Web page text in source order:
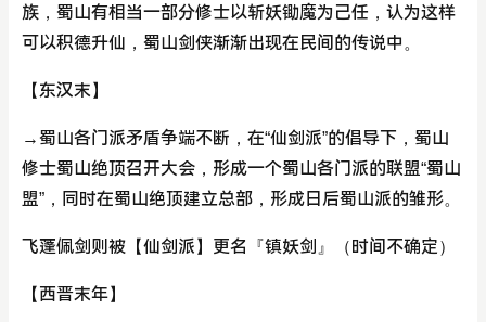
族，蜀山有相当一部分修士以斩妖锄魔为己任，认为这样
可以积德升仙，蜀山剑侠渐渐出现在民间的传说中。
【东汉末】
→蜀山各门派矛盾争端不断，在“仙剑派”的倡导下，蜀山
修士蜀山绝顶召开大会，形成一个蜀山各门派的联盟“蜀山
盟”，同时在蜀山绝顶建立总部，形成日后蜀山派的雏形。
飞蓬佩剑则被【仙剑派】更名『镇妖剑』（时间不确定）
【西晋末年】